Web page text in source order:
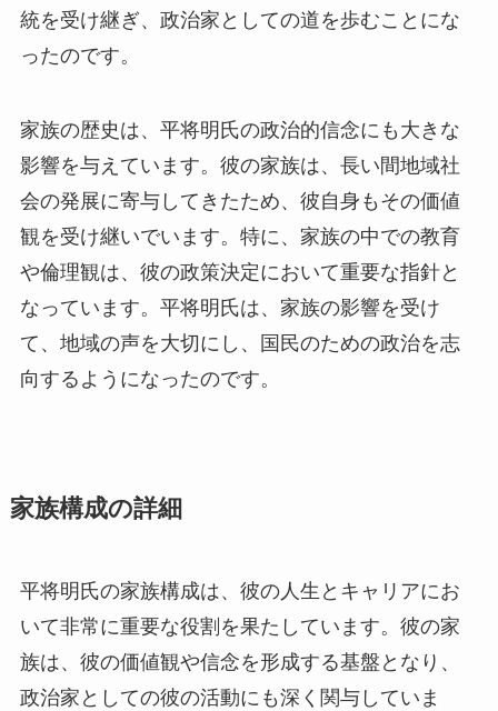
統を受け継ぎ、政治家としての道を歩むことにな
ったのです。
家族の歴史は、平将明氏の政治的信念にも大きな
影響を与えています。彼の家族は、長い間地域社
会の発展に寄与してきたため、彼自身もその価値
観を受け継いでいます。特に、家族の中での教育
や倫理観は、彼の政策決定において重要な指針と
なっています。平将明氏は、家族の影響を受け
て、地域の声を大切にし、国民のための政治を志
向するようになったのです。
家族構成の詳細
平将明氏の家族構成は、彼の人生とキャリアにお
いて非常に重要な役割を果たしています。彼の家
族は、彼の価値観や信念を形成する基盤となり、
政治家としての彼の活動にも深く関与していま